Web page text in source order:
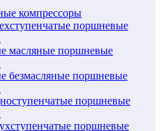
компрессоры
поршневые
масляные поршневые
безмасляные поршневые
поршневые
поршневые